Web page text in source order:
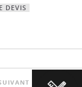
DEVIS